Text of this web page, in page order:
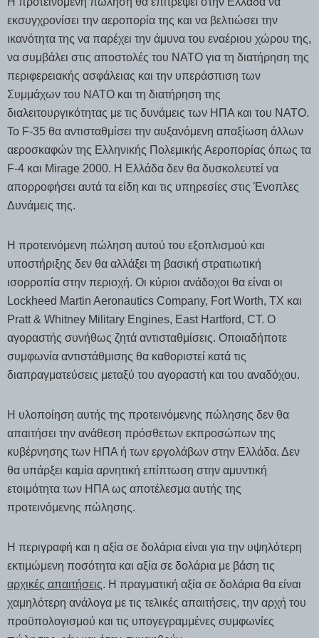
εκσυγχρονίσει την αεροπορία της και να βελτιώσει την
ικανότητα της να παρέχει την άμυνα του εναέριου χώρου της,
να συμβάλει στις αποστολές του ΝΑΤΟ για τη διατήρηση της
περιφερειακής ασφάλειας και την υπεράσπιση των
Συμμάχων του ΝΑΤΟ και τη διατήρηση της
διαλειτουργικότητας με τις δυνάμεις των ΗΠΑ και του ΝΑΤΟ.
Το F-35 θα αντισταθμίσει την αυξανόμενη απαξίωση άλλων
αεροσκαφών της Ελληνικής Πολεμικής Αεροπορίας όπως τα
F-4 και Mirage 2000. Η Ελλάδα δεν θα δυσκολευτεί να
απορροφήσει αυτά τα είδη και τις υπηρεσίες στις Ένοπλες
Δυνάμεις της.
Η προτεινόμενη πώληση αυτού του εξοπλισμού και
υποστήριξης δεν θα αλλάξει τη βασική στρατιωτική
ισορροπία στην περιοχή. Οι κύριοι ανάδοχοι θα είναι οι
Lockheed Martin Aeronautics Company, Fort Worth, TX και
Pratt & Whitney Military Engines, East Hartford, CT. Ο
αγοραστής συνήθως ζητά αντισταθμίσεις. Οποιαδήποτε
συμφωνία αντιστάθμισης θα καθοριστεί κατά τις
διαπραγματεύσεις μεταξύ του αγοραστή και του αναδόχου.
Η υλοποίηση αυτής της προτεινόμενης πώλησης δεν θα
απαιτήσει την ανάθεση πρόσθετων εκπροσώπων της
κυβέρνησης των ΗΠΑ ή των εργολάβων στην Ελλάδα. Δεν
θα υπάρξει καμία αρνητική επίπτωση στην αμυντική
ετοιμότητα των ΗΠΑ ως αποτέλεσμα αυτής της
προτεινόμενης πώλησης.
Η περιγραφή και η αξία σε δολάρια είναι για την υψηλότερη
εκτιμώμενη ποσότητα και αξία σε δολάρια με βάση τις
αρχικές απαιτήσεις. Η πραγματική αξία σε δολάρια θα είναι
χαμηλότερη ανάλογα με τις τελικές απαιτήσεις, την αρχή του
προϋπολογισμού και τις υπογεγραμμένες συμφωνίες